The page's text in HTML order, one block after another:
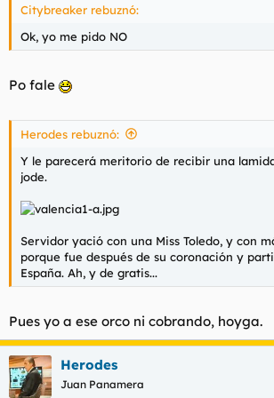
Citybreaker rebuznó:
Ok, yo me pido NO
Po fale
Herodes rebuznó:
Y le parecerá meritorio de recibir una
jode.
Servidor yació con una Miss Toledo, y con
porque fue después de su coronación y
España. Ah, y de gratis...
Pues yo a ese orco ni cobrando, hoyga.
Herodes
Juan Panamera